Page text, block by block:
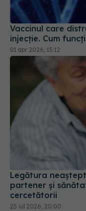
Vaccinul care
injecție. Cum
01 apr 2026, 15:12
Legătura
partener și
cercetătorii
25 iul 2026, 20:00